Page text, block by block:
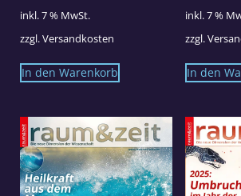
inkl. 7 % MwSt.
zzgl.Versandkosten
In den Warenkorb
inkl. 7 %
zzgl.
In den